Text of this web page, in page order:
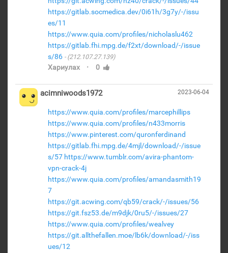
https://gitlab.socmedica.dev/0i61h/3g7y/-/issu
es/11
https://www.quia.com/profiles/nicholaslu462
https://gitlab.fhi.mpg.de/f2xt/download/-/issue
s/86
(212.107.27.139)
Хариулах · 0
2023-06-04
acimniwoods1972
https://www.quia.com/profiles/marcephillips
https://www.quia.com/profiles/n433morris
https://www.pinterest.com/quronferdinand
https://gitlab.fhi.mpg.de/4mjl/download/-/issue
s/57 https://www.tumblr.com/avira-phantom-
vpn-crack-4j
https://www.quia.com/profiles/amandasmith19
7
https://git.acwing.com/qb59/crack/-/issues/56
https://git.fsz53.de/m9djk/0ru5/-/issues/27
https://www.quia.com/profiles/wealvey
https://git.allthefallen.moe/lb6k/download/-/iss
ues/12